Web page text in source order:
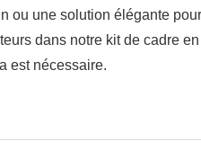
ou une solution élégante
dans notre kit de cadre
est nécessaire.